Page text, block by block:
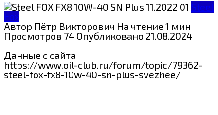
Steel
Fox
Автор Пётр Викторович На чтение 1 мин
Просмотров 74 Опубликовано 21.08.2024
Данные с сайта
https://www.oil-club.ru/forum/topic/79362-
steel-fox-fx8-10w-40-sn-plus-svezhee/